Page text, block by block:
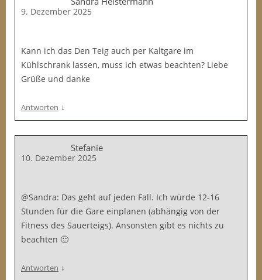
9. Dezember 2025
Kann ich das Den Teig auch per Kaltgare im
Kühlschrank lassen, muss ich etwas beachten? Liebe
Grüße und danke
Antworten ↓
Stefanie
10. Dezember 2025
@Sandra: Das geht auf jeden Fall. Ich würde 12-16
Stunden für die Gare einplanen (abhängig von der
Fitness des Sauerteigs). Ansonsten gibt es nichts zu
beachten 🙂
Antworten ↓